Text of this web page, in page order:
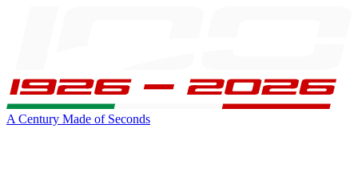
A Century Made of Seconds